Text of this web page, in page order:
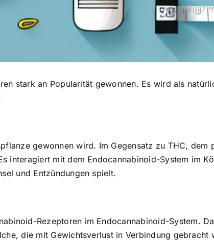
stark an Popularität gewonnen. Es wird als
gewonnen wird. Im Gegensatz zu THC, dem
interagiert mit dem Endocannabinoid-System im
und Entzündungen spielt.
Rezeptoren im Endocannabinoid-System.
die mit Gewichtsverlust in Verbindung gebracht